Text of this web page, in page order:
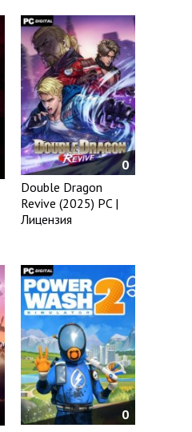
0
Double Dragon
Revive (2025) PC |
Лицензия
0